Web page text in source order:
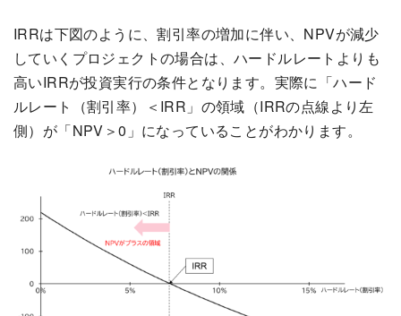
IRRは下図のように、割引率の増加に伴い、NPVが減少
していくプロジェクトの場合は、ハードルレートよりも
高いIRRが投資実行の条件となります。実際に「ハード
ルレート（割引率）＜IRR」の領域（IRRの点線より左
側）が「NPV＞0」になっていることがわかります。